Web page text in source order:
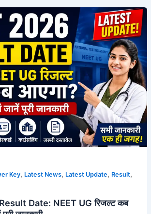
Key, Latest News, Latest Update, Result,
Date: NEET UG रिजल्ट कब